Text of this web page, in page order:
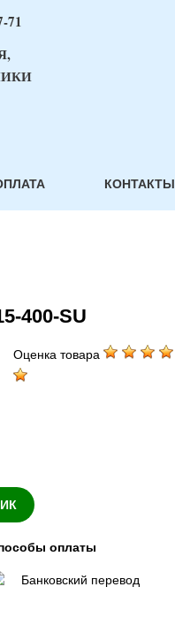
71
КОНТАКТЫ
400-SU
Оценка товара
оплаты
Банковский перевод